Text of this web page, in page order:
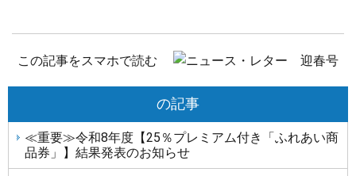
この記事をスマホで読む
の記事
≪重要≫令和8年度【25％プレミアム付き「ふれあい商
品券」】結果発表のお知らせ